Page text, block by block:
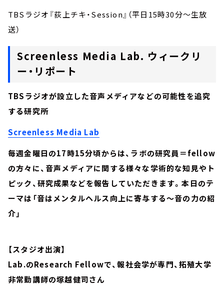
TBSラジオ『荻上チキ・Session』（平日15時30分～生放
送）
Screenless Media Lab. ウィークリ
ー・リポート
TBSラジオが設立した音声メディアなどの可能性を追究
する研究所
Screenless Media Lab
毎週金曜日の17時15分頃からは、ラボの研究員＝fellow
の方々に、音声メディアに関する様々な学術的な知見やト
ピック、研究成果などを報告していただきます。本日のテ
ーマは「音はメンタルヘルス向上に寄与する～音の力の紹
介」
【スタジオ出演】
Lab.のResearch Fellowで、報社会学が専門、拓殖大学
非常勤講師の塚越健司さん